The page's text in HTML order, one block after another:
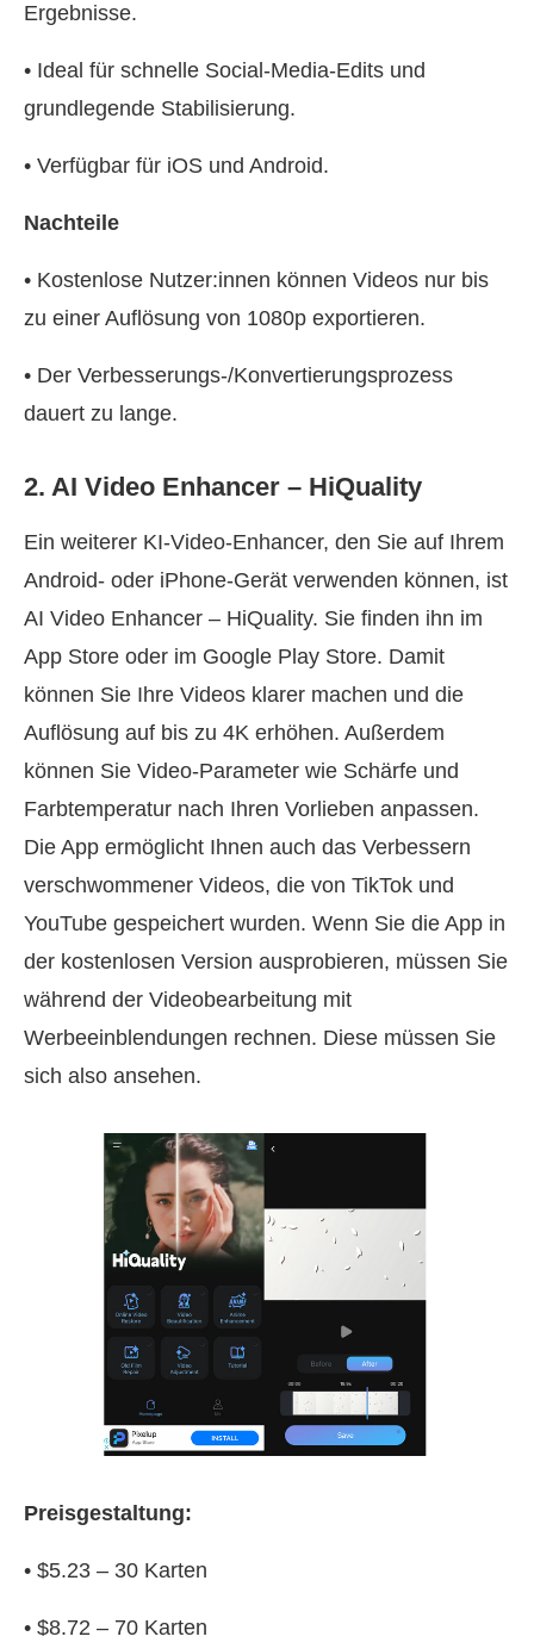
Ergebnisse.
• Ideal für schnelle Social-Media-Edits und
grundlegende Stabilisierung.
• Verfügbar für iOS und Android.
Nachteile
• Kostenlose Nutzer:innen können Videos nur bis
zu einer Auflösung von 1080p exportieren.
• Der Verbesserungs-/Konvertierungsprozess
dauert zu lange.
2. AI Video Enhancer – HiQuality
Ein weiterer KI-Video-Enhancer, den Sie auf Ihrem
Android- oder iPhone-Gerät verwenden können, ist
AI Video Enhancer – HiQuality. Sie finden ihn im
App Store oder im Google Play Store. Damit
können Sie Ihre Videos klarer machen und die
Auflösung auf bis zu 4K erhöhen. Außerdem
können Sie Video-Parameter wie Schärfe und
Farbtemperatur nach Ihren Vorlieben anpassen.
Die App ermöglicht Ihnen auch das Verbessern
verschwommener Videos, die von TikTok und
YouTube gespeichert wurden. Wenn Sie die App in
der kostenlosen Version ausprobieren, müssen Sie
während der Videobearbeitung mit
Werbeeinblendungen rechnen. Diese müssen Sie
sich also ansehen.
Preisgestaltung:
• $5.23 – 30 Karten
• $8.72 – 70 Karten